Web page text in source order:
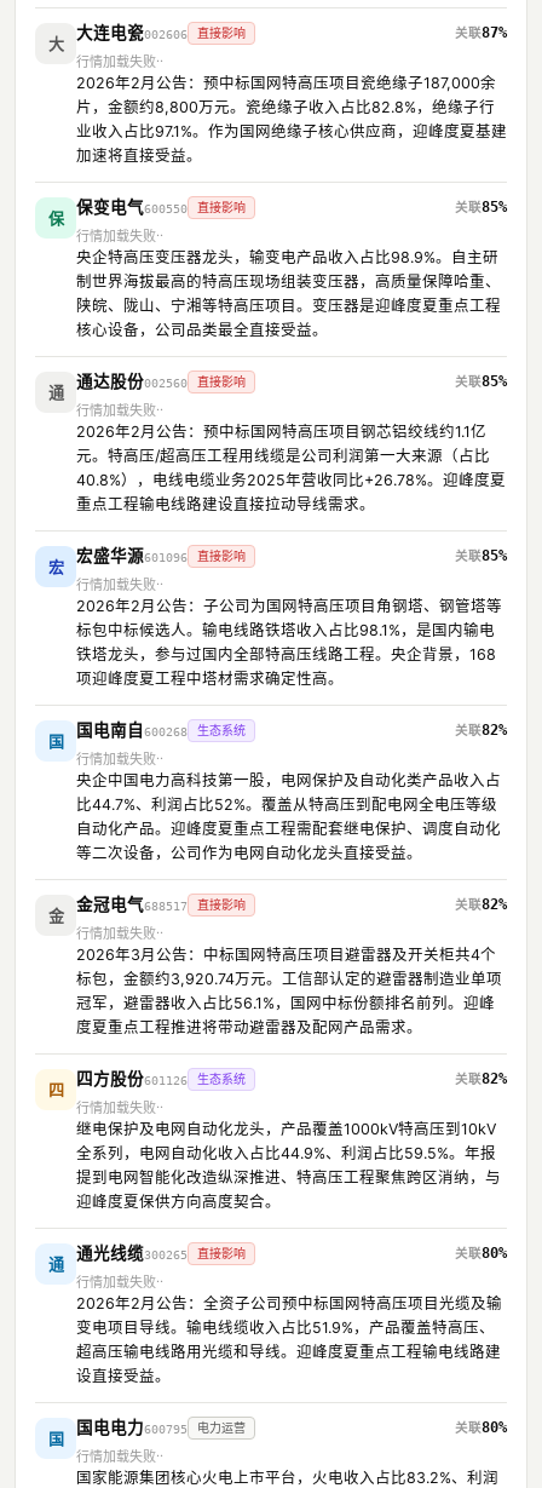
大
大连电瓷002606 直接影响
87%
行情加载失败
2026年2月公告：预中标国网特高压项目瓷绝缘子187,000余
片，金额约8,800万元。瓷绝缘子收入占比82.8%，绝缘子行
业收入占比97.1%。作为国网绝缘子核心供应商，迎峰度夏基建
加速将直接受益。
保
保变电气600550 直接影响
85%
行情加载失败
央企特高压变压器龙头，输变电产品收入占比98.9%。自主研
制世界海拔最高的特高压现场组装变压器，高质量保障哈重、
陕皖、陇山、宁湘等特高压项目。变压器是迎峰度夏重点工程
核心设备，公司品类最全直接受益。
通
通达股份002560 直接影响
85%
行情加载失败
2026年2月公告：预中标国网特高压项目钢芯铝绞线约1.1亿
元。特高压/超高压工程用线缆是公司利润第一大来源（占比
40.8%），电线电缆业务2025年营收同比+26.78%。迎峰度夏
重点工程输电线路建设直接拉动导线需求。
宏
宏盛华源601096 直接影响
85%
行情加载失败
2026年2月公告：子公司为国网特高压项目角钢塔、钢管塔等
标包中标候选人。输电线路铁塔收入占比98.1%，是国内输电
铁塔龙头，参与过国内全部特高压线路工程。央企背景，168
项迎峰度夏工程中塔材需求确定性高。
国
国电南自600268 生态系统
82%
行情加载失败
央企中国电力高科技第一股，电网保护及自动化类产品收入占
比44.7%、利润占比52%。覆盖从特高压到配电网全电压等级
自动化产品。迎峰度夏重点工程需配套继电保护、调度自动化
等二次设备，公司作为电网自动化龙头直接受益。
金
金冠电气688517 直接影响
82%
行情加载失败
2026年3月公告：中标国网特高压项目避雷器及开关柜共4个
标包，金额约3,920.74万元。工信部认定的避雷器制造业单项
冠军，避雷器收入占比56.1%，国网中标份额排名前列。迎峰
度夏重点工程推进将带动避雷器及配网产品需求。
四
四方股份601126 生态系统
82%
行情加载失败
继电保护及电网自动化龙头，产品覆盖1000kV特高压到10kV
全系列，电网自动化收入占比44.9%、利润占比59.5%。年报
提到电网智能化改造纵深推进、特高压工程聚焦跨区消纳，与
迎峰度夏保供方向高度契合。
通
通光线缆300265 直接影响
80%
行情加载失败
2026年2月公告：全资子公司预中标国网特高压项目光缆及输
变电项目导线。输电线缆收入占比51.9%，产品覆盖特高压、
超高压输电线路用光缆和导线。迎峰度夏重点工程输电线路建
设直接受益。
国
国电电力600795 电力运营
80%
行情加载失败
国家能源集团核心火电上市平台，火电收入占比83.2%、利润